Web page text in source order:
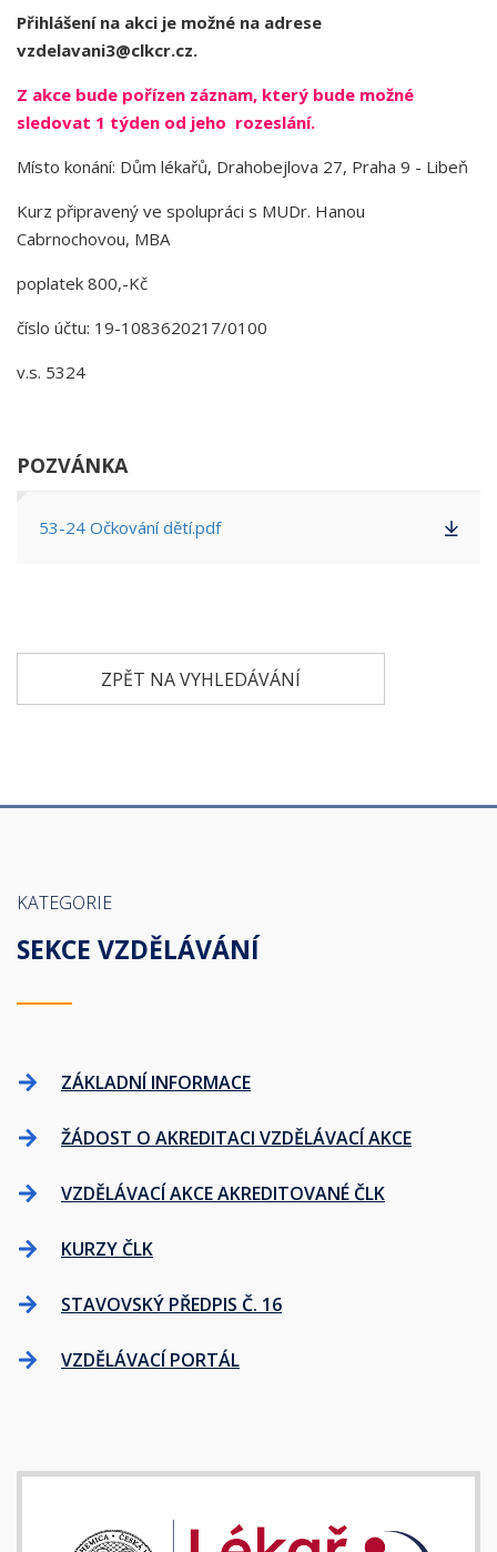
Přihlášení na akci je možné na adrese
vzdelavani3@clkcr.cz.
Z akce bude pořízen záznam, který bude možné
sledovat 1 týden od jeho rozeslání.
Místo konání: Dům lékařů, Drahobejlova 27, Praha 9 - Libeň
Kurz připravený ve spolupráci s MUDr. Hanou
Cabrnochovou, MBA
poplatek 800,-Kč
číslo účtu: 19-1083620217/0100
v.s. 5324
POZVÁNKA
53-24 Očkování dětí.pdf
ZPĚT NA VYHLEDÁVÁNÍ
KATEGORIE
SEKCE VZDĚLÁVÁNÍ
ZÁKLADNÍ INFORMACE
ŽÁDOST O AKREDITACI VZDĚLÁVACÍ AKCE
VZDĚLÁVACÍ AKCE AKREDITOVANÉ ČLK
KURZY ČLK
STAVOVSKÝ PŘEDPIS Č. 16
VZDĚLÁVACÍ PORTÁL